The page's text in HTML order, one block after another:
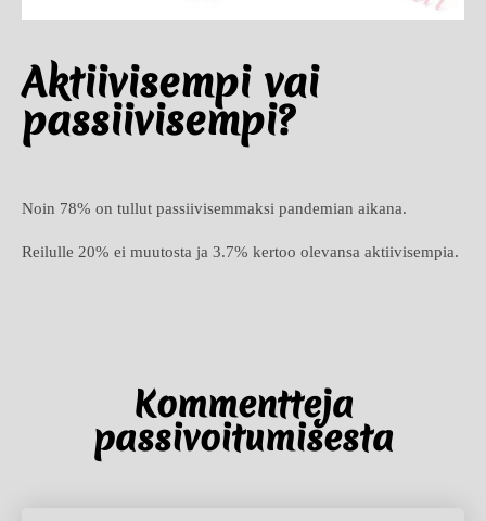
Aktiivisempi vai
passiivisempi?
Noin 78% on tullut passiivisemmaksi pandemian aikana.
Reilulle 20% ei muutosta ja 3.7% kertoo olevansa aktiivisempia.
Kommentteja
passivoitumisesta